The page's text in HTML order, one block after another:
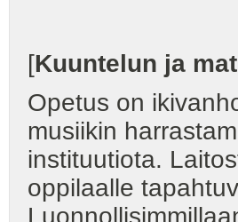
[Kuuntelun ja
Opetus on
musiikin
instituutiota.
oppilaalle